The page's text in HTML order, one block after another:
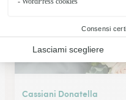
Cassiani Donatella